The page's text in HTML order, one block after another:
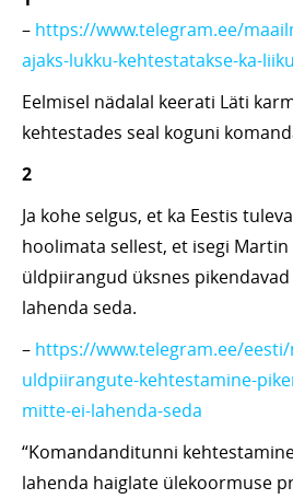
– https://www.telegram.ee/
ajaks-lukku-kehtestatakse-ka-
Eelmisel nädalal keerati Läti
kehtestades seal koguni
2
Ja kohe selgus, et ka Eestis
hoolimata sellest, et isegi
üldpiirangud üksnes
lahenda seda.
– https://www.telegram.ee/
uldpiirangute-kehtestamine-
mitte-ei-lahenda-seda
“Komandanditunni
lahenda haiglate ülekoormuse